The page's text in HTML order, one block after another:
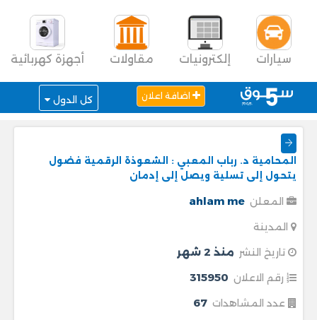
سيارات إلكترونيات مقاولات أجهزة كهربائية
اضافة اعلان كل الدول
المحامية د. رباب المعبي : الشعوذة الرقمية فضول
يتحول إلى تسلية ويصل إلى إدمان
المعلن ahlam me
المدينة
تاريخ النشر منذ 2 شهر
رقم الاعلان 315950
عدد المشاهدات 67